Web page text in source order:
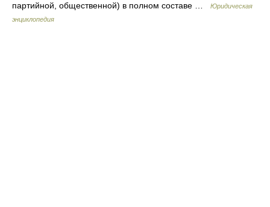
партийной, общественной) в полном составе …
Юридическая
энциклопедия